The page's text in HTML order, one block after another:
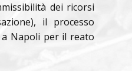
dei ricorsi
il processo
Napoli per il reato